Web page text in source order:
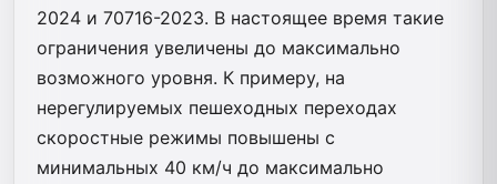
2024 и 70716-2023. В настоящее время такие
ограничения увеличены до максимально
возможного уровня. К примеру, на
нерегулируемых пешеходных переходах
скоростные режимы повышены с
минимальных 40 км/ч до максимально